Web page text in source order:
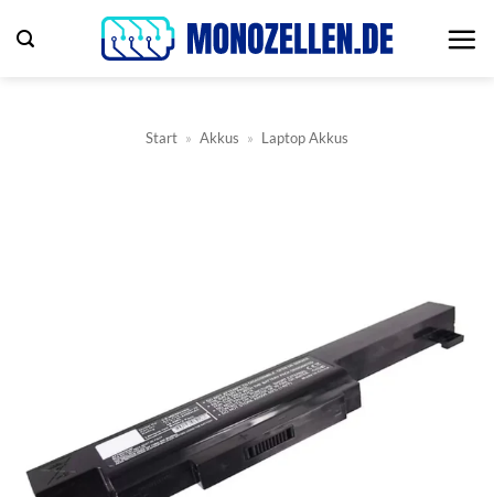
Inhalt
Start » Akkus » Laptop Akkus